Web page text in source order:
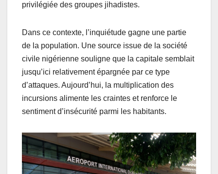
privilégiée des groupes jihadistes.
Dans ce contexte, l’inquiétude gagne une partie
de la population. Une source issue de la société
civile nigérienne souligne que la capitale semblait
jusqu’ici relativement épargnée par ce type
d’attaques. Aujourd’hui, la multiplication des
incursions alimente les craintes et renforce le
sentiment d’insécurité parmi les habitants.